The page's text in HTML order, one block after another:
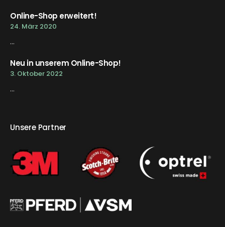
Online-Shop erweitert!
24. März 2020
...
Neu in unserem Online-Shop!
3. Oktober 2022
...
Unsere Partner